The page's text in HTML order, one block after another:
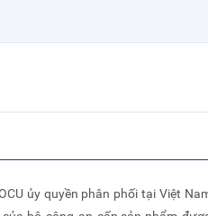
ủy quyền phân phối tại Việt